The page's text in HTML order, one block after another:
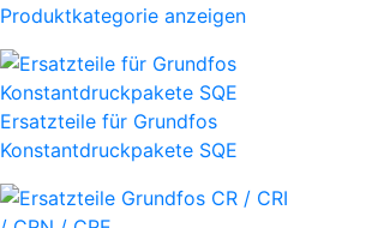
Produktkategorie anzeigen
Ersatzteile für Grundfos
Konstantdruckpakete SQE